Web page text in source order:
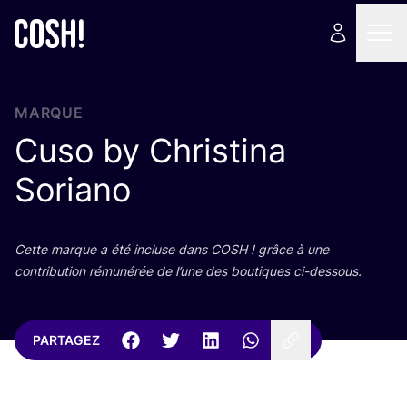
MARQUE
Cuso by Christina
Soriano
Cette marque a été incluse dans COSH! grâce à une
contri­bu­tion rému­né­rée de l’une des bou­tiques ci-dessous.
PARTAGEZ